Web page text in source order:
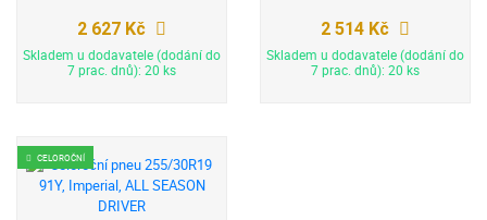
2 627 Kč
Skladem u dodavatele (dodání do
7 prac. dnů): 20 ks
2 514 Kč
Skladem u dodavatele (dodání do
7 prac. dnů): 20 ks
CELOROČNÍ